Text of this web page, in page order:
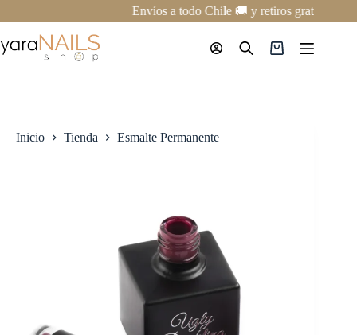
al
contenido
Envíos a todo Chile 🚚 y retiros gratis en
Carro
Inicio Tienda Esmalte Permanente